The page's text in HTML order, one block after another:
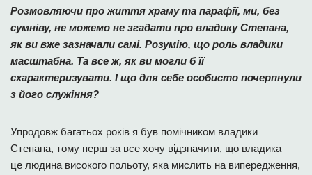
Розмовляючи про життя храму та парафії, ми, без
сумніву, не можемо не згадати про владику Степана,
як ви вже зазначали самі. Розумію, що роль владики
масштабна. Та все ж, як ви могли б її
схарактеризувати. І що для себе особисто почерпнули
з його служіння?
Упродовж багатьох років я був помічником владики
Степана, тому перш за все хочу відзначити, що владика –
це людина високого польоту, яка мислить на випередження,